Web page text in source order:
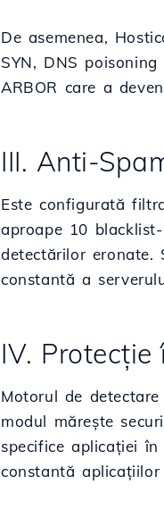
De asemenea,
SYN, DNS
ARBOR care a
III. Anti-
Este configurată
aproape 10
detectărilor
constantă a
IV.
Motorul de
modul mărește
specifice aplicației
constantă aplicațiilor